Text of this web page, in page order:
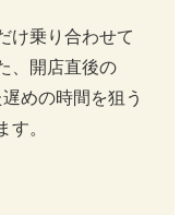
け乗り合わせて
、開店直後の
めの時間を狙う
す。